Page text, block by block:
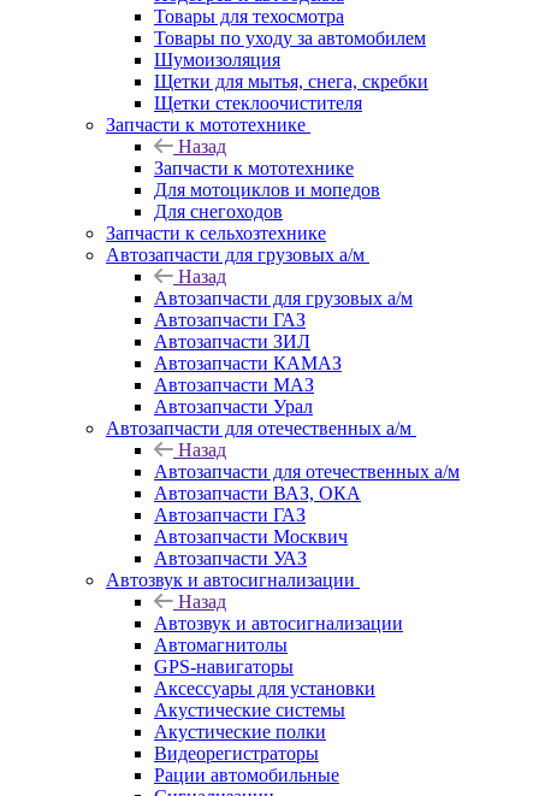
Товары для техосмотра
Товары по уходу за автомобилем
Шумоизоляция
Щетки для мытья, снега, скребки
Щетки стеклоочистителя
Запчасти к мототехнике
Назад
Запчасти к мототехнике
Для мотоциклов и мопедов
Для снегоходов
Запчасти к сельхозтехнике
Автозапчасти для грузовых а/м
Назад
Автозапчасти для грузовых а/м
Автозапчасти ГАЗ
Автозапчасти ЗИЛ
Автозапчасти КАМАЗ
Автозапчасти МАЗ
Автозапчасти Урал
Автозапчасти для отечественных а/м
Назад
Автозапчасти для отечественных а/м
Автозапчасти ВАЗ, ОКА
Автозапчасти ГАЗ
Автозапчасти Москвич
Автозапчасти УАЗ
Автозвук и автосигнализации
Назад
Автозвук и автосигнализации
Автомагнитолы
GPS-навигаторы
Аксессуары для установки
Акустические системы
Акустические полки
Видеорегистраторы
Рации автомобильные